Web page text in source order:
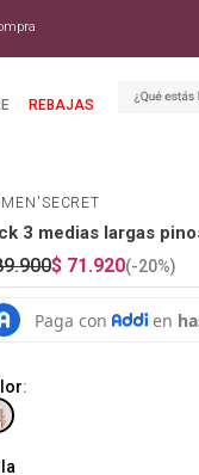
REBAJAS
3 medias largas
.900$ 71.920(-20%)
: